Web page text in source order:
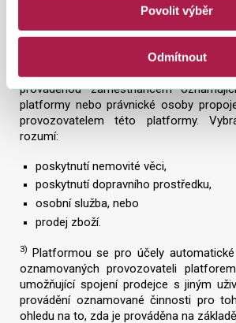
Povolit výběr
Odmítnout
2)Oznamovanou činností se
prováděná za protiplnění, pokud
provádění je umožněno
prováděnou zaměstnancem
platformy nebo právnické osoby
provozovatelem této platformy.
rozumí:
poskytnutí nemovité věci,
poskytnutí dopravního prostředku,
osobní služba, nebo
prodej zboží.
3) Platformou se pro účely
oznamovaných provozovateli
umožňující spojení prodejce s jiným
provádění oznamované činnosti pro
ohledu na to, zda je prováděna na